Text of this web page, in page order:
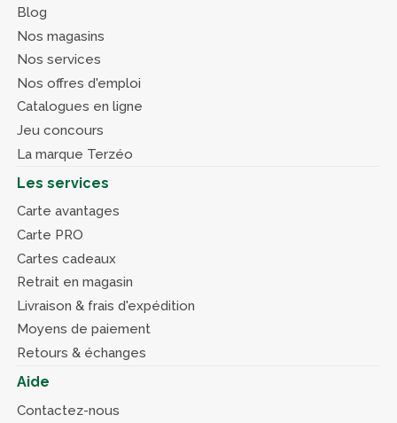
Blog
Nos magasins
Nos services
Nos offres d'emploi
Catalogues en ligne
Jeu concours
La marque Terzéo
Les services
Carte avantages
Carte PRO
Cartes cadeaux
Retrait en magasin
Livraison & frais d'expédition
Moyens de paiement
Retours & échanges
Aide
Contactez-nous